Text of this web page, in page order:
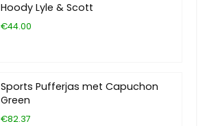
Hoody Lyle & Scott
€44.00
Sports Pufferjas met Capuchon
Green
€82.37